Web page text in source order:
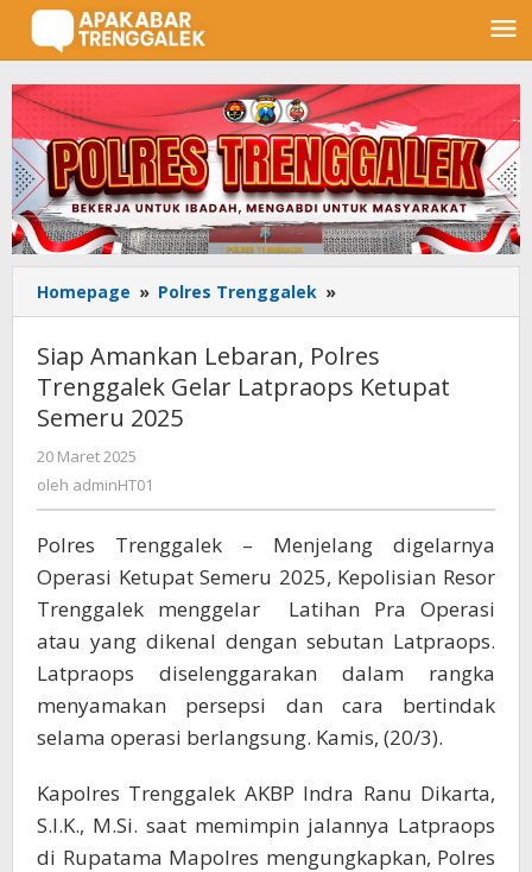
Lewati
konten
Homepage » Polres Trenggalek »
Amankan
Polres
Trenggalek
2025
Siap Amankan Lebaran, Polres
Trenggalek Gelar Latpraops Ketupat
Semeru 2025
20 Maret 2025
adminHT01
oleh adminHT01
Polres Trenggalek – Menjelang digelarnya
Operasi Ketupat Semeru 2025, Kepolisian Resor
Trenggalek menggelar Latihan Pra Operasi
atau yang dikenal dengan sebutan Latpraops.
Latpraops diselenggarakan dalam rangka
menyamakan persepsi dan cara bertindak
selama operasi berlangsung. Kamis, (20/3).
Kapolres Trenggalek AKBP Indra Ranu Dikarta,
S.I.K., M.Si. saat memimpin jalannya Latpraops
di Rupatama Mapolres mengungkapkan, Polres